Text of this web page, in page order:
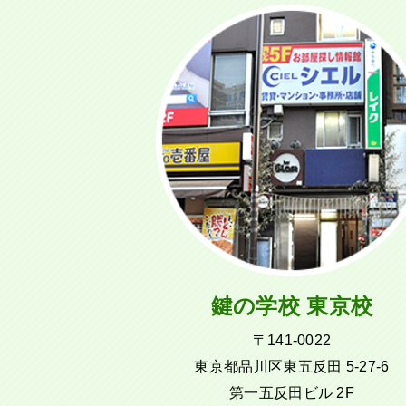
鍵の学校 東京校
〒141-0022
東京都品川区東五反田 5-27-6
第一五反田ビル 2F